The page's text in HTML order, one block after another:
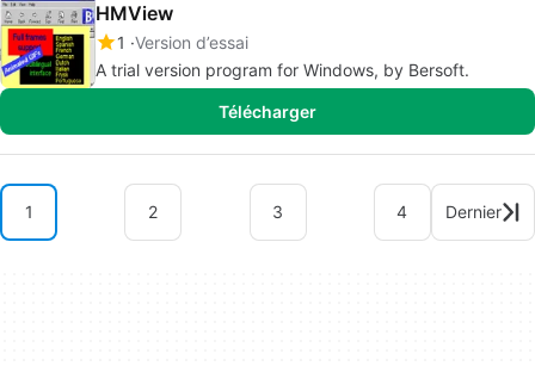
HMView
1 Version d’essai
A trial version program for Windows, by Bersoft.
Télécharger
1 2 3 4 Dernier